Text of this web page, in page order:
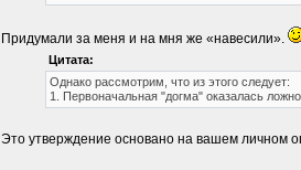
Придумали за меня и на мня же «навесили».
Цитата:
Однако рассмотрим, что из этого следует:
1. Первоначальная "догма" оказалась
Это утверждение основано на вашем личном